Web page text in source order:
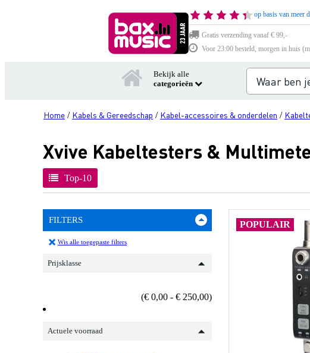
op basis van meer
Gratis verzending vanaf € 99,-
Voor 23:00 besteld, morgen in huis
Bekijk alle
categorieën
Home / Kabels & Gereedschap / Kabel-accessoires & onderdelen /
Xvive Kabeltesters &
Top-10
FILTERS
Wis alle toegepaste filters
Prijsklasse
(€ 0,00 - € 250,00)
Actuele voorraad
POPULAIR